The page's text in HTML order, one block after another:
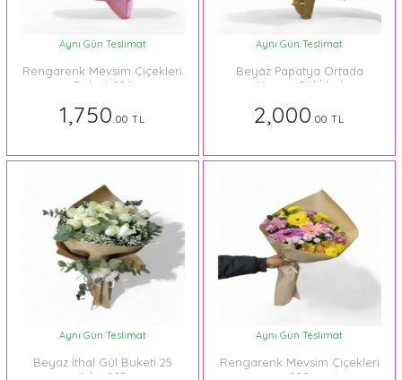
Aynı Gün Teslimat
Rengarenk Mevsim Çiçekleri
Buketi 024
1,750.00 TL
Aynı Gün Teslimat
Beyaz Papatya Ortada
Kırmızı Gül İthal
2,000.00 TL
Aynı Gün Teslimat
Beyaz İthal Gül Buketi 25
Adet 025
Aynı Gün Teslimat
Rengarenk Mevsim Çiçekleri
028